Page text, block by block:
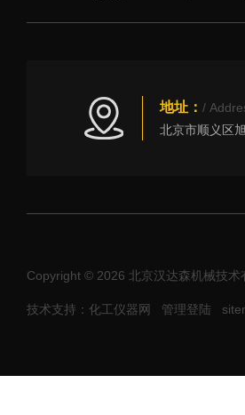
地址： /
北京市顺义区
Copyright © 2026 北京汉达森机械技
技术支持：化工仪器网 管理登陆